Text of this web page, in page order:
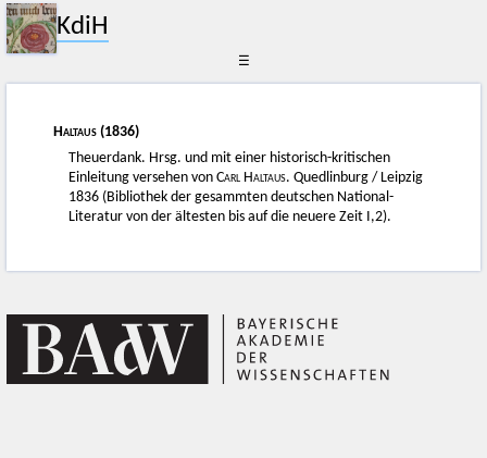
KdiH
☰
Haltaus (1836)
Theuerdank. Hrsg. und mit einer historisch-kritischen
Einleitung versehen von Carl Haltaus. Quedlinburg / Leipzig
1836 (Bibliothek der gesammten deutschen National-
Literatur von der ältesten bis auf die neuere Zeit I,2).